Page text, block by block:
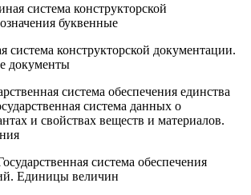
система конструкторской
буквенные
конструкторской документации.
документы
система обеспечения единства
система данных о
и свойствах веществ и материалов.
система обеспечения
Единицы величин